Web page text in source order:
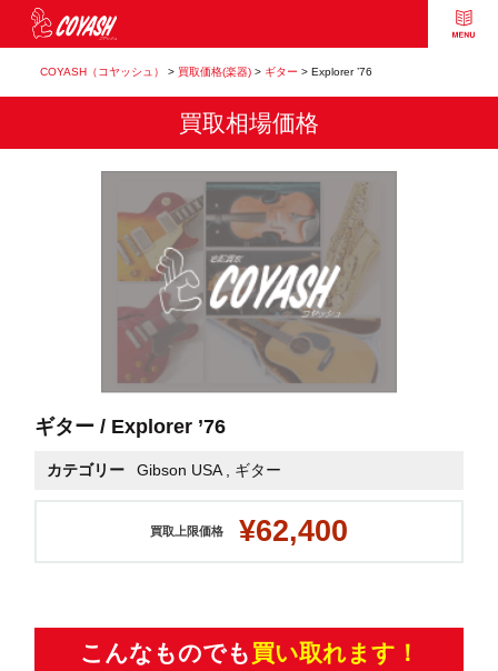
COYASH（コヤッシュ） > 買取価格(楽器)> ギター > Explorer ’76
買取相場価格
ギター / Explorer ’76
カテゴリー Gibson USA , ギター
買取上限価格 ¥62,400
こんなものでも 買い取れます！